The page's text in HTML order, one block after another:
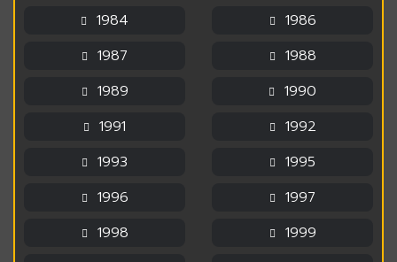
1984
1986
1987
1988
1989
1990
1991
1992
1993
1995
1996
1997
1998
1999